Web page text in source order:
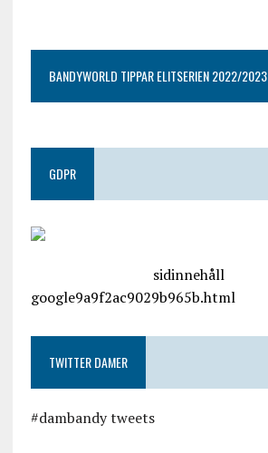
BANDYWORLD TIPPAR ELITSERIEN 2022/2023
GDPR
sidinnehåll
google9a9f2ac9029b965b.html
TWITTER DAMER
#dambandy tweets